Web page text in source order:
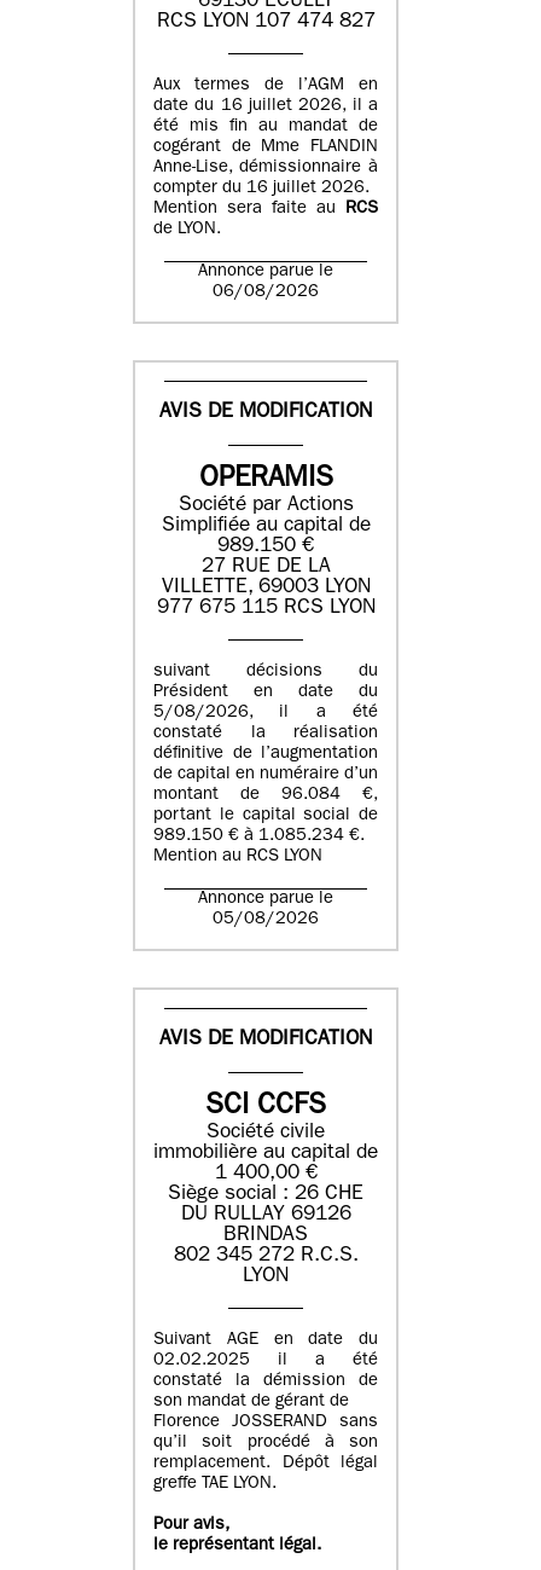
RCS LYON 107 474 827
Aux termes de l’AGM en
date du 16 juillet 2026, il a
été mis fin au mandat de
cogérant de Mme FLANDIN
Anne-Lise, démissionnaire à
compter du 16 juillet 2026.
Mention sera faite au RCS
de LYON.
Annonce parue le
06/08/2026
AVIS DE MODIFICATION
OPERAMIS
Société par Actions
Simplifiée au capital de
989.150 €
27 RUE DE LA
VILLETTE, 69003 LYON
977 675 115 RCS LYON
suivant décisions du
Président en date du
5/08/2026, il a été
constaté la réalisation
définitive de l’augmentation
de capital en numéraire d’un
montant de 96.084 €,
portant le capital social de
989.150 € à 1.085.234 €.
Mention au RCS LYON
Annonce parue le
05/08/2026
AVIS DE MODIFICATION
SCI CCFS
Société civile
immobilière au capital de
1 400,00 €
Siège social : 26 CHE
DU RULLAY 69126
BRINDAS
802 345 272 R.C.S.
LYON
Suivant AGE en date du
02.02.2025 il a été
constaté la démission de
son mandat de gérant de
Florence JOSSERAND sans
qu’il soit procédé à son
remplacement. Dépôt légal
greffe TAE LYON.
Pour avis,
le représentant légal.